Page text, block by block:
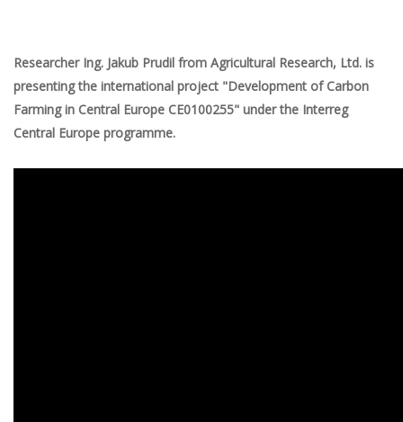
Researcher Ing. Jakub Prudil from Agricultural Research, Ltd. is
presenting the international project "Development of Carbon
Farming in Central Europe CE0100255" under the Interreg
Central Europe programme.